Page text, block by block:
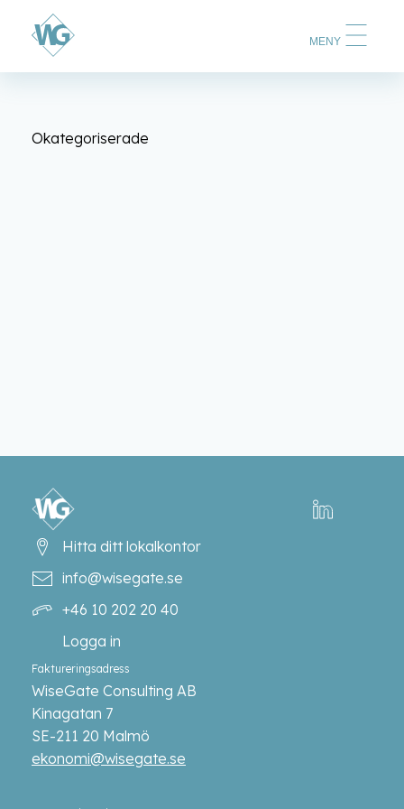
MENY
Okategoriserade
Hitta ditt lokalkontor
info@wisegate.se
+46 10 202 20 40
Logga in
Faktureringsadress
WiseGate Consulting AB
Kinagatan 7
SE-211 20 Malmö
ekonomi@wisegate.se